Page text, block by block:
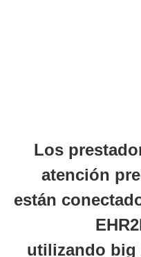
Los
atención
están
utilizando big